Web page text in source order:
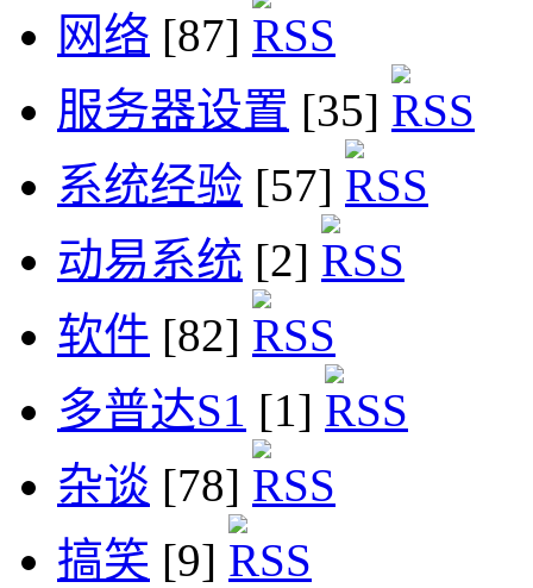
网络 [87]
服务器设置 [35]
系统经验 [57]
动易系统 [2]
软件 [82]
多普达S1 [1]
杂谈 [78]
搞笑 [9]